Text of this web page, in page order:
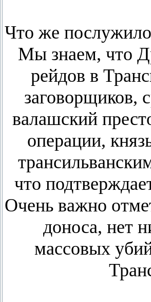
Что же послужило
Мы знаем, что
рейдов в
заговорщиков,
валашский
операции,
что
Очень важно
доноса, нет
массовых